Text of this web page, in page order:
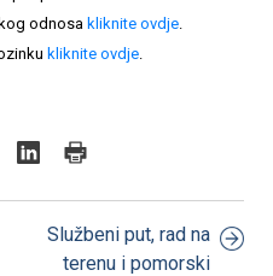
odnosa kliknite ovdje.
kliknite ovdje.
Službeni put, rad na
terenu i pomorski